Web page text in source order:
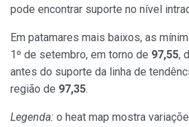
pode encontrar suporte no nível
Em patamares mais baixos, as
1º de setembro, em torno de 97,55,
antes do suporte da linha de
região de 97,35.
Legenda: o heat map mostra